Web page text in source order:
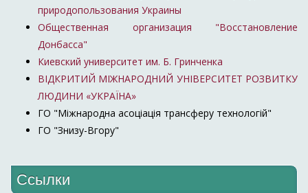
природопользования Украины
Общественная организация "Восстановление
Донбасса"
Киевский университет им. Б. Гринченка
ВІДКРИТИЙ МІЖНАРОДНИЙ УНІВЕРСИТЕТ РОЗВИТКУ
ЛЮДИНИ «УКРАЇНА»
ГО "Міжнародна асоціація трансферу технологій"
ГО "Знизу-Вгору"
Ссылки